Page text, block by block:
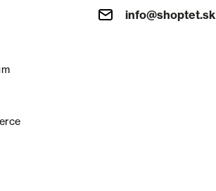
info@shoptet.sk